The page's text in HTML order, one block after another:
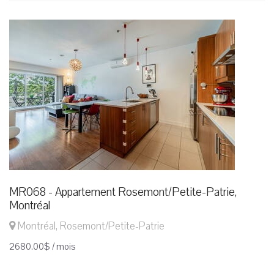
MR068 - Appartement Rosemont/Petite-Patrie,
Montréal
Montréal, Rosemont/Petite-Patrie
2680.00$ / mois